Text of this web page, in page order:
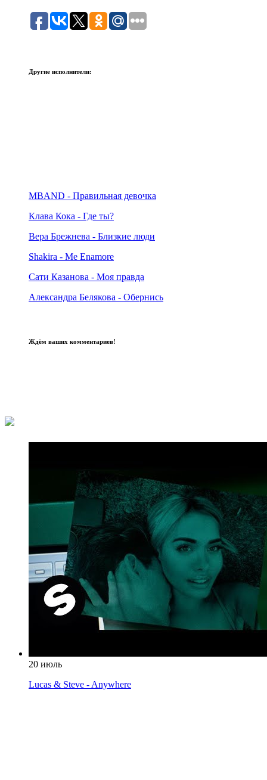
Другие исполнители:
MBAND - Правильная девочка
Клава Кока - Где ты?
Вера Брежнева - Близкие люди
Shakira - Me Enamore
Сати Казанова - Моя правда
Александра Белякова - Обернись
Ждём ваших комментариев!
20 июль
Lucas & Steve - Anywhere